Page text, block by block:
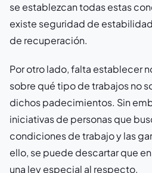
se establezcan todas estas
existe seguridad de
de recuperación.
Por otro lado, falta establecer
sobre qué tipo de trabajos no
dichos padecimientos. Sin
iniciativas de personas que
condiciones de trabajo y las
ello, se puede descartar que
una ley especial al respecto.